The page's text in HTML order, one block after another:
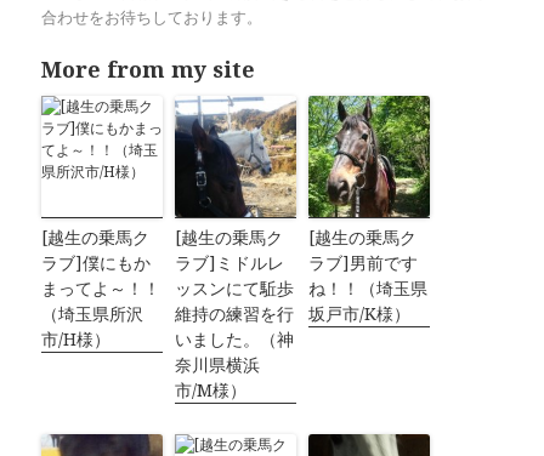
合わせをお待ちしております。
More from my site
[越生の乗馬ク
ラブ]僕にもか
まってよ～！！
（埼玉県所沢
市/H様）
[越生の乗馬ク
ラブ]ミドルレ
ッスンにて駈歩
維持の練習を行
いました。（神
奈川県横浜
市/M様）
[越生の乗馬ク
ラブ]男前です
ね！！（埼玉県
坂戸市/K様）